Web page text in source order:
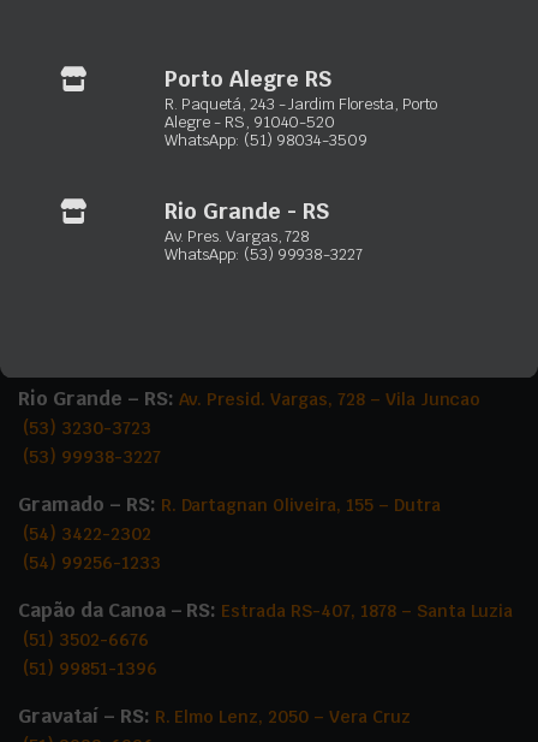
2 3 4 5 6
Maxxiloc Ltda.
Equipamentos de locação para construção civil
Rio Grande – RS: Av. Presid. Vargas, 728 – Vila Juncao
(53) 3230-3723
(53) 99938-3227
Gramado – RS: R. Dartagnan Oliveira, 155 – Dutra
(54) 3422-2302
(54) 99256-1233
Capão da Canoa – RS: Estrada RS-407, 1878 – Santa Luzia
(51) 3502-6676
(51) 99851-1396
Gravataí – RS: R. Elmo Lenz, 2050 – Vera Cruz
Porto Alegre RS
R. Paquetá, 243 - Jardim Floresta, Porto
Alegre - RS, 91040-520
WhatsApp: (51) 98034-3509
Rio Grande - RS
Av. Pres. Vargas, 728
WhatsApp: (53) 99938-3227